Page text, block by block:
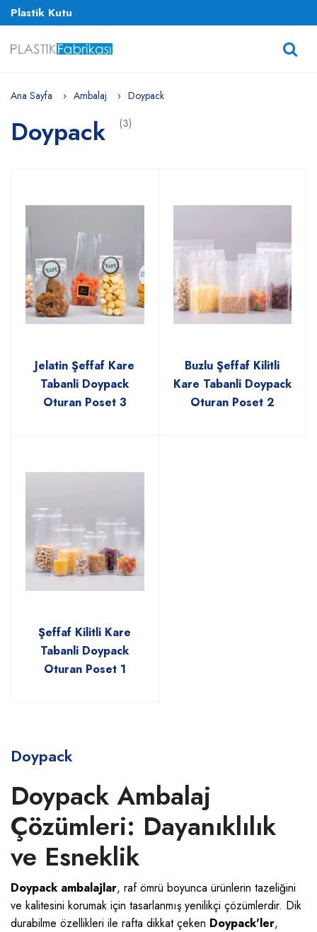
Plastik Kutu
Ana Sayfa Ambalaj Doypack
Doypack (3)
Jelatin Şeffaf Kare
Tabanli Doypack
Oturan Poset 3
Buzlu Şeffaf Kilitli
Kare Tabanli Doypack
Oturan Poset 2
Şeffaf Kilitli Kare
Tabanli Doypack
Oturan Poset 1
Doypack
Doypack Ambalaj
Çözümleri: Dayanıklılık
ve Esneklik
Doypack ambalajlar, raf ömrü boyunca ürünlerin tazeliğini
ve kalitesini korumak için tasarlanmış yenilikçi çözümlerdir. Dik
durabilme özellikleri ile rafta dikkat çeken Doypack'ler,